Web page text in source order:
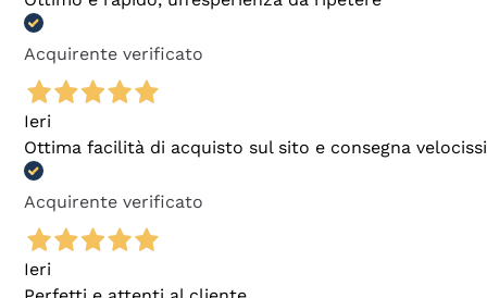
Acquirente verificato
Ieri
Ottima facilità di acquisto sul sito e consegna
Acquirente verificato
Ieri